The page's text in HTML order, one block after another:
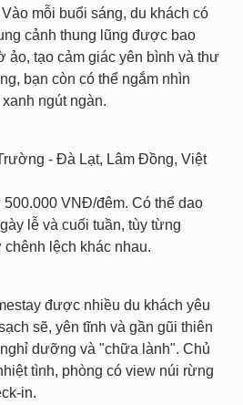
mỗi buổi sáng, du khách có
cảnh thung lũng được bao
tạo cảm giác yên bình và thư
bạn còn có thể ngắm nhìn
ngút ngàn.
- Đà Lạt, Lâm Đồng, Việt
500.000 VNĐ/đêm. Có thể dao
lễ và cuối tuần, tùy từng
chênh lệch khác nhau.
được nhiều du khách yêu
sẽ, yên tĩnh và gần gũi thiên
dưỡng và "chữa lành". Chủ
tình, phòng có view núi rừng
in.